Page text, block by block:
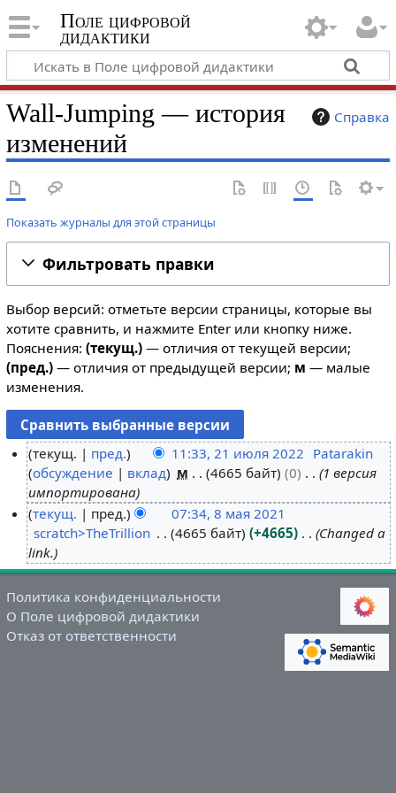
Поле цифровой
дидактики
Справка
Wall-Jumping — история
изменений
Показать журналы для этой страницы
Фильтровать правки
Выбор версий: отметьте версии страницы, которые вы
хотите сравнить, и нажмите Enter или кнопку ниже.
Пояснения: (текущ.)— отличия от текущей версии;
(пред.)— отличия от предыдущей версии; м — малые
изменения.
и
я
2
0
2
текущ. пред. 11:33, 21 июля 2022 Patarakin
обсуждение
вклад м 4665 байт 0
1 версия
импортирована
а
я
2
0
текущ. пред.
07:34, 8 мая 2021
scratch>TheTrillion
4665 байт +4665
Changed a
link.
Политика конфиденциальности
О Поле цифровой дидактики
Отказ от ответственности